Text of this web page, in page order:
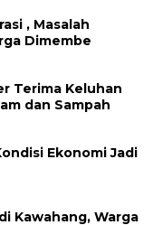
, Masalah
Dimembe
Terima Keluhan
dan Sampah
Ekonomi Jadi
Kawahang, Warga